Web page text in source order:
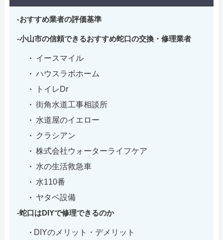
おすすめ業者の評価基準
小山市の信頼できるおすすめ蛇口の交換・修理業者
イースマイル
ハウスラボホーム
トイレDr
街角水道工事相談所
水道屋のイエロー
クラシアン
株式会社ウォーターライフケア
水の生活救急車
水110番
ヤタベ設備
蛇口はDIYで修理できるのか
DIYのメリット・デメリット